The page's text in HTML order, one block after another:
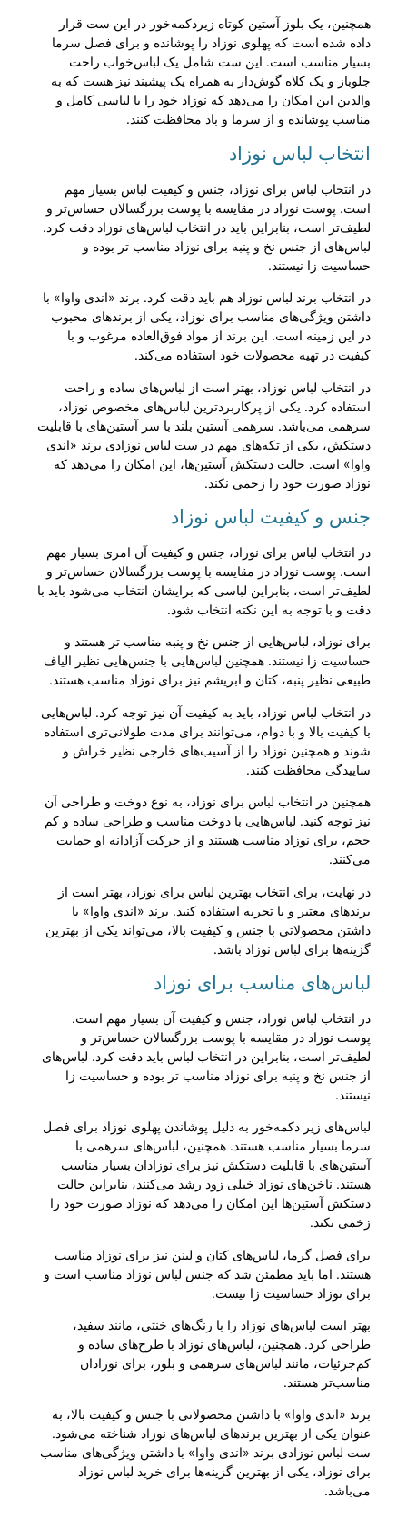
همچنین، یک بلوز آستین کوتاه زیر‌دکمه‌خور در این ست قرار
داده شده است که پهلوی نوزاد را پوشانده و برای فصل سرما
بسیار مناسب است. این ست شامل یک لباس‌خواب راحت
جلو‌باز و یک کلاه گوش‌دار به همراه یک پیشبند نیز هست که به
والدین این امکان را می‌دهد که نوزاد خود را با لباسی کامل و
مناسب پوشانده و از سرما و باد محافظت کنند.
انتخاب لباس نوزاد
در انتخاب لباس برای نوزاد، جنس و کیفیت لباس بسیار مهم
است. پوست نوزاد در مقایسه با پوست بزرگسالان حساس‌تر و
لطیف‌تر است، بنابراین باید در انتخاب لباس‌های نوزاد دقت کرد.
لباس‌های از جنس نخ و پنبه برای نوزاد مناسب تر بوده و
حساسیت زا نیستند.
در انتخاب برند لباس نوزاد هم باید دقت کرد. برند «اندی واوا» با
داشتن ویژگی‌های مناسب برای نوزاد، یکی از برندهای محبوب
در این زمینه است. این برند از مواد فوق‌العاده مرغوب و با
کیفیت در تهیه محصولات خود استفاده می‌کند.
در انتخاب لباس نوزاد، بهتر است از لباس‌های ساده و راحت
استفاده کرد. یکی از پر‌کاربردترین لباس‌های مخصوص نوزاد،
سرهمی می‌باشد. سرهمی آستین بلند با سر آستین‌های با قابلیت
دستکش، یکی از تکه‌های مهم در ست لباس نوزادی برند «اندی
واوا» است. حالت دستکش آستین‌ها، این امکان را می‌دهد که
نوزاد صورت خود را زخمی نکند.
جنس و کیفیت لباس نوزاد
در انتخاب لباس برای نوزاد، جنس و کیفیت آن امری بسیار مهم
است. پوست نوزاد در مقایسه با پوست بزرگسالان حساس‌تر و
لطیف‌تر است، بنابراین لباسی که برایشان انتخاب می‌شود باید با
دقت و با توجه به این نکته انتخاب شود.
برای نوزاد، لباس‌هایی از جنس نخ و پنبه مناسب تر هستند و
حساسیت زا نیستند. همچنین لباس‌هایی با جنس‌هایی نظیر الیاف
طبیعی نظیر پنبه، کتان و ابریشم نیز برای نوزاد مناسب هستند.
در انتخاب لباس نوزاد، باید به کیفیت آن نیز توجه کرد. لباس‌هایی
با کیفیت بالا و با دوام، می‌توانند برای مدت طولانی‌تری استفاده
شوند و همچنین نوزاد را از آسیب‌های خارجی نظیر خراش و
ساییدگی محافظت کنند.
همچنین در انتخاب لباس برای نوزاد، به نوع دوخت و طراحی آن
نیز توجه کنید. لباس‌هایی با دوخت مناسب و طراحی ساده و کم
حجم، برای نوزاد مناسب هستند و از حرکت آزادانه او حمایت
می‌کنند.
در نهایت، برای انتخاب بهترین لباس برای نوزاد، بهتر است از
برندهای معتبر و با تجربه استفاده کنید. برند «اندی واوا» با
داشتن محصولاتی با جنس و کیفیت بالا، می‌تواند یکی از بهترین
گزینه‌ها برای لباس نوزاد باشد.
لباس‌های مناسب برای نوزاد
در انتخاب لباس نوزاد، جنس و کیفیت آن بسیار مهم است.
پوست نوزاد در مقایسه با پوست بزرگسالان حساس‌تر و
لطیف‌تر است، بنابراین در انتخاب لباس باید دقت کرد. لباس‌های
از جنس نخ و پنبه برای نوزاد مناسب تر بوده و حساسیت زا
نیستند.
لباس‌های زیر دکمه‌خور به دلیل پوشاندن پهلوی نوزاد برای فصل
سرما بسیار مناسب هستند. همچنین، لباس‌های سرهمی با
آستین‌های با قابلیت دستکش نیز برای نوزادان بسیار مناسب
هستند. ناخن‌های نوزاد خیلی زود رشد می‌کنند، بنابراین حالت
دستکش آستین‌ها این امکان را می‌دهد که نوزاد صورت خود را
زخمی نکند.
برای فصل گرما، لباس‌های کتان و لینن نیز برای نوزاد مناسب
هستند. اما باید مطمئن شد که جنس لباس نوزاد مناسب است و
برای نوزاد حساسیت زا نیست.
بهتر است لباس‌های نوزاد را با رنگ‌های خنثی، مانند سفید،
طراحی کرد. همچنین، لباس‌های نوزاد با طرح‌های ساده و
کم‌جزئیات، مانند لباس‌های سرهمی و بلوز، برای نوزادان
مناسب‌تر هستند.
برند «اندی واوا» با داشتن محصولاتی با جنس و کیفیت بالا، به
عنوان یکی از بهترین برندهای لباس‌های نوزاد شناخته می‌شود.
ست لباس نوزادی برند «اندی واوا» با داشتن ویژگی‌های مناسب
برای نوزاد، یکی از بهترین گزینه‌ها برای خرید لباس نوزاد
می‌باشد.